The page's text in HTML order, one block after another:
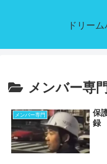
ドリー
メンバー専門
メンバー専門
保
録